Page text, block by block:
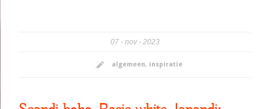
07 nov 2023
algemeen, inspiratie